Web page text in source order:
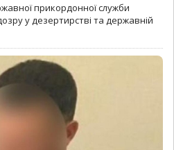
прикордонної служби
у дезертирстві та державній